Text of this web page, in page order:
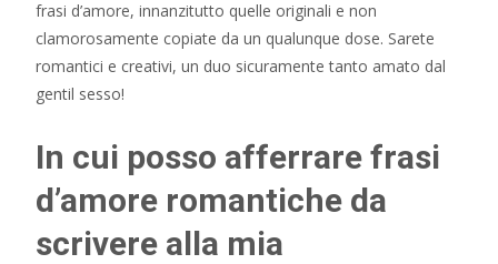
frasi d’amore, innanzitutto quelle originali e non
clamorosamente copiate da un qualunque dose. Sarete
romantici e creativi, un duo sicuramente tanto amato dal
gentil sesso!
In cui posso afferrare frasi
d’amore romantiche da
scrivere alla mia